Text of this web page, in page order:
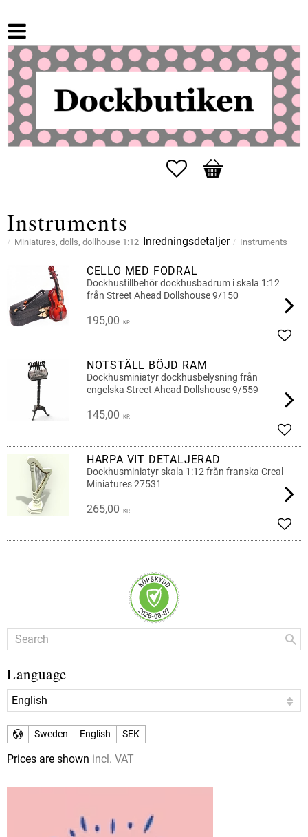
Favorites
Basket
Instruments
Miniatures, dolls, dollhouse 1:12 Inredningsdetaljer Instruments
CELLO MED FODRAL
Dockhustillbehör dockhusbadrum i skala 1:12
från Street Ahead Dollshouse 9/150
195,00 KR
Add
NOTSTÄLL BÖJD RAM
Dockhusminiatyr dockhusbelysning från
engelska Street Ahead Dollshouse 9/559
145,00 KR
Add
HARPA VIT DETALJERAD
Dockhusminiatyr skala 1:12 från franska Creal
Miniatures 27531
265,00 KR
Add
Language
Sweden English SEK
Prices are shown incl. VAT